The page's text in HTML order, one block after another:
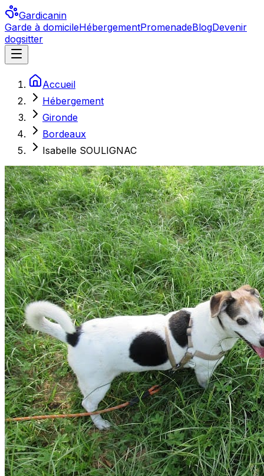
Gardicanin
Garde à domicileHébergementPromenadeBlogDevenir
dogsitter
Accueil
Hébergement
Gironde
Bordeaux
Isabelle SOULIGNAC